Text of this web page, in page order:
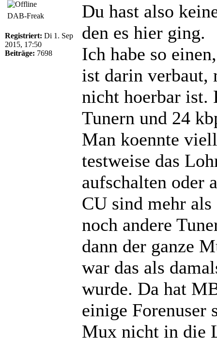
DAB-Freak
Registriert: Di 1. Sep
2015, 17:50
Beiträge: 7698
Du hast also
den es hier ging.
Ich habe so
ist darin verbaut,
nicht hoerbar
Tunern und 24
Man koennte
testweise das
aufschalten oder
CU sind mehr
noch andere
dann der ganze
war das als
wurde. Da hat
einige Forenuser
Mux nicht in die